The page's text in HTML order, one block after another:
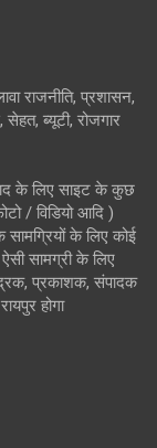
राजनीति, प्रशासन,
ब्यूटी, रोजगार
के लिए साइट के कुछ
/ विडियो आदि )
के लिए कोई
सामग्री के लिए
प्रकाशक, संपादक
होगा